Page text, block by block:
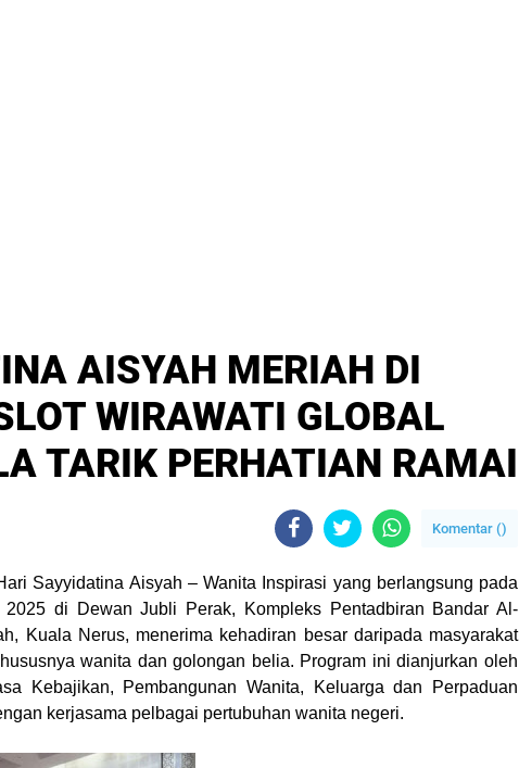
AISYAH MERIAH DI
WIRAWATI GLOBAL
TARIK PERHATIAN RAMAI
Komentar ()
Sayyidatina Aisyah – Wanita Inspirasi yang berlangsung pada
2025 di Dewan Jubli Perak, Kompleks Pentadbiran Bandar Al-
Kuala Nerus, menerima kehadiran besar daripada masyarakat
wanita dan golongan belia. Program ini dianjurkan oleh
Kebajikan, Pembangunan Wanita, Keluarga dan Perpaduan
kerjasama pelbagai pertubuhan wanita negeri.